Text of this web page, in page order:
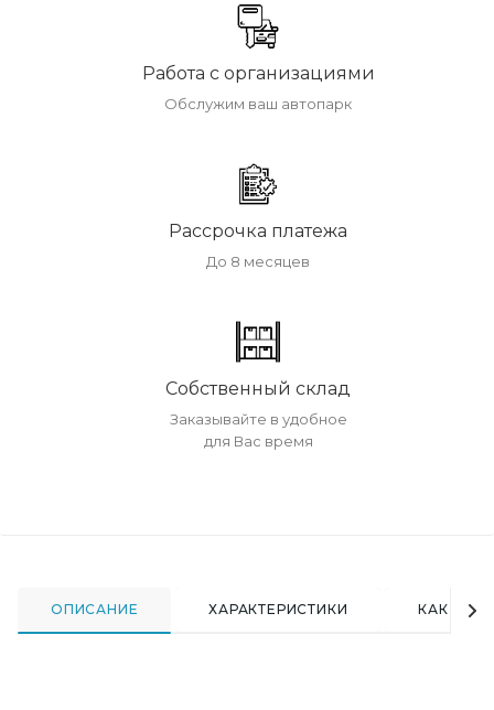
Работа с организациями
Обслужим ваш автопарк
Рассрочка платежа
До 8 месяцев
Собственный склад
Заказывайте в удобное
для Вас время
ОПИСАНИЕ ХАРАКТЕРИСТИКИ КАК